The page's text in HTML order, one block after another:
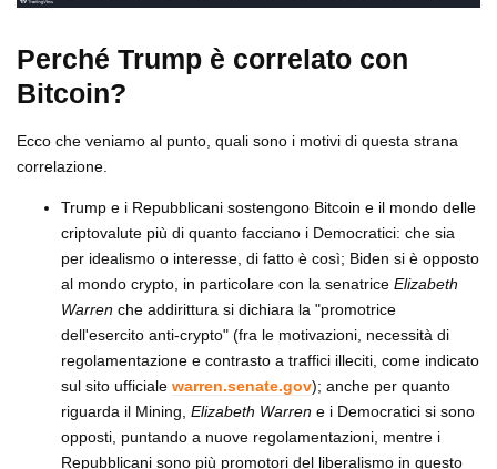
Perché Trump è correlato con
Bitcoin?
Ecco che veniamo al punto, quali sono i motivi di questa strana
correlazione.
Trump e i Repubblicani sostengono Bitcoin e il mondo delle
criptovalute più di quanto facciano i Democratici: che sia
per idealismo o interesse, di fatto è così; Biden si è opposto
al mondo crypto, in particolare con la senatrice Elizabeth
Warren che addirittura si dichiara la "promotrice
dell'esercito anti-crypto" (fra le motivazioni, necessità di
regolamentazione e contrasto a traffici illeciti, come indicato
sul sito ufficiale warren.senate.gov); anche per quanto
riguarda il Mining, Elizabeth Warren e i Democratici si sono
opposti, puntando a nuove regolamentazioni, mentre i
Repubblicani sono più promotori del liberalismo in questo